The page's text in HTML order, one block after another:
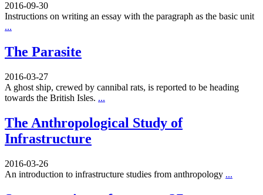
2016-09-30
Instructions on writing an essay with the paragraph as the basic unit
...
The Parasite
2016-03-27
A ghost ship, crewed by cannibal rats, is reported to be heading
towards the British Isles. ...
The Anthropological Study of
Infrastructure
2016-03-26
An introduction to infrastructure studies from anthropology ...